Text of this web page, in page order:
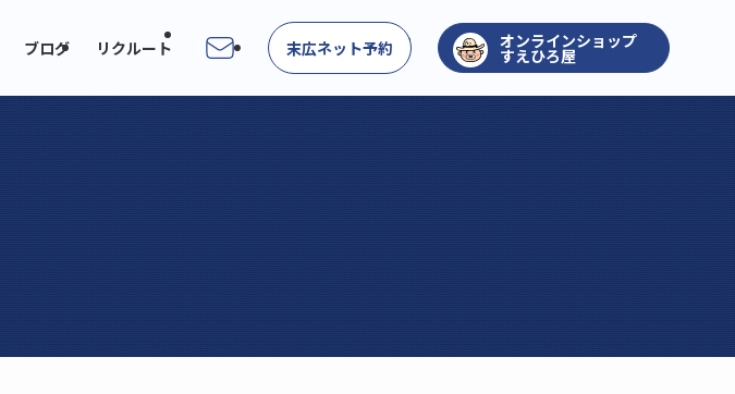
ブログ リクルート
お問い合わせ
末広ネット予約 すえひろ屋